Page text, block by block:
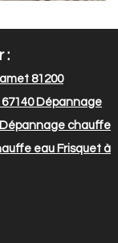
:
81200
Dépannage
chauffe
eau Frisquet à